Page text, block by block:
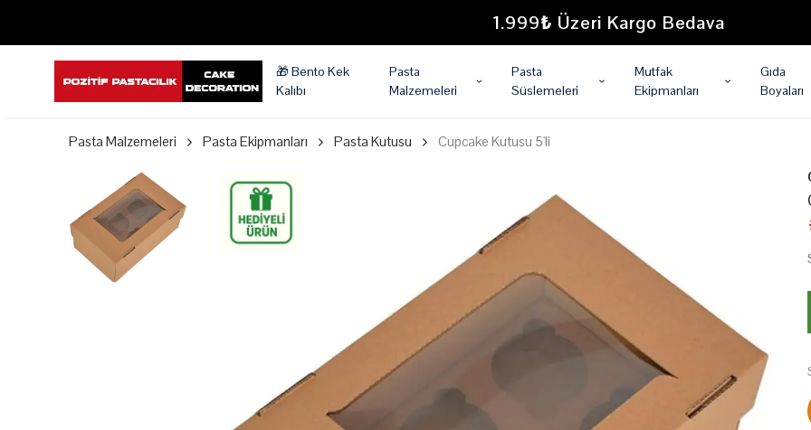
1.999₺ Üzeri Kargo Bedava
🎁 Bento Kek
Kalıbı
Pasta
Malzemeleri
Pasta
Süslemeleri
Mutfak
Ekipmanları
Gıda
Boyaları
Pasta Malzemeleri Pasta Ekipmanları Pasta Kutusu Cupcake Kutusu 5'li